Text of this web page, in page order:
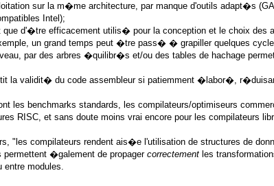
sur la m�me architecture, par manque d'outils adapt�s
Intel);
d'�tre efficacement utilis� pour la conception et le choix des
un grand temps peut �tre pass� � grapiller quelques
par des arbres �quilibr�s et/ou des tables de hachage
la validit� du code assembleur si patiemment �labor�,
benchmarks standards, les compilateurs/optimiseurs
RISC, et sans doute moins vrai encore pour les compilateurs
"les compilateurs rendent ais�e l'utilisation de structures de
�galement de propager correctement les
modules.